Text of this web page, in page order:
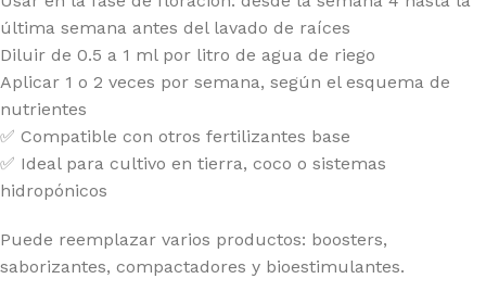
última semana antes del lavado de raíces
Diluir de 0.5 a 1 ml por litro de agua de riego
Aplicar 1 o 2 veces por semana, según el esquema de
nutrientes
✅ Compatible con otros fertilizantes base
✅ Ideal para cultivo en tierra, coco o sistemas
hidropónicos
Puede reemplazar varios productos: boosters,
saborizantes, compactadores y bioestimulantes.